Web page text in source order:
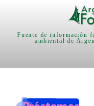
Fuente de información
ambiental de